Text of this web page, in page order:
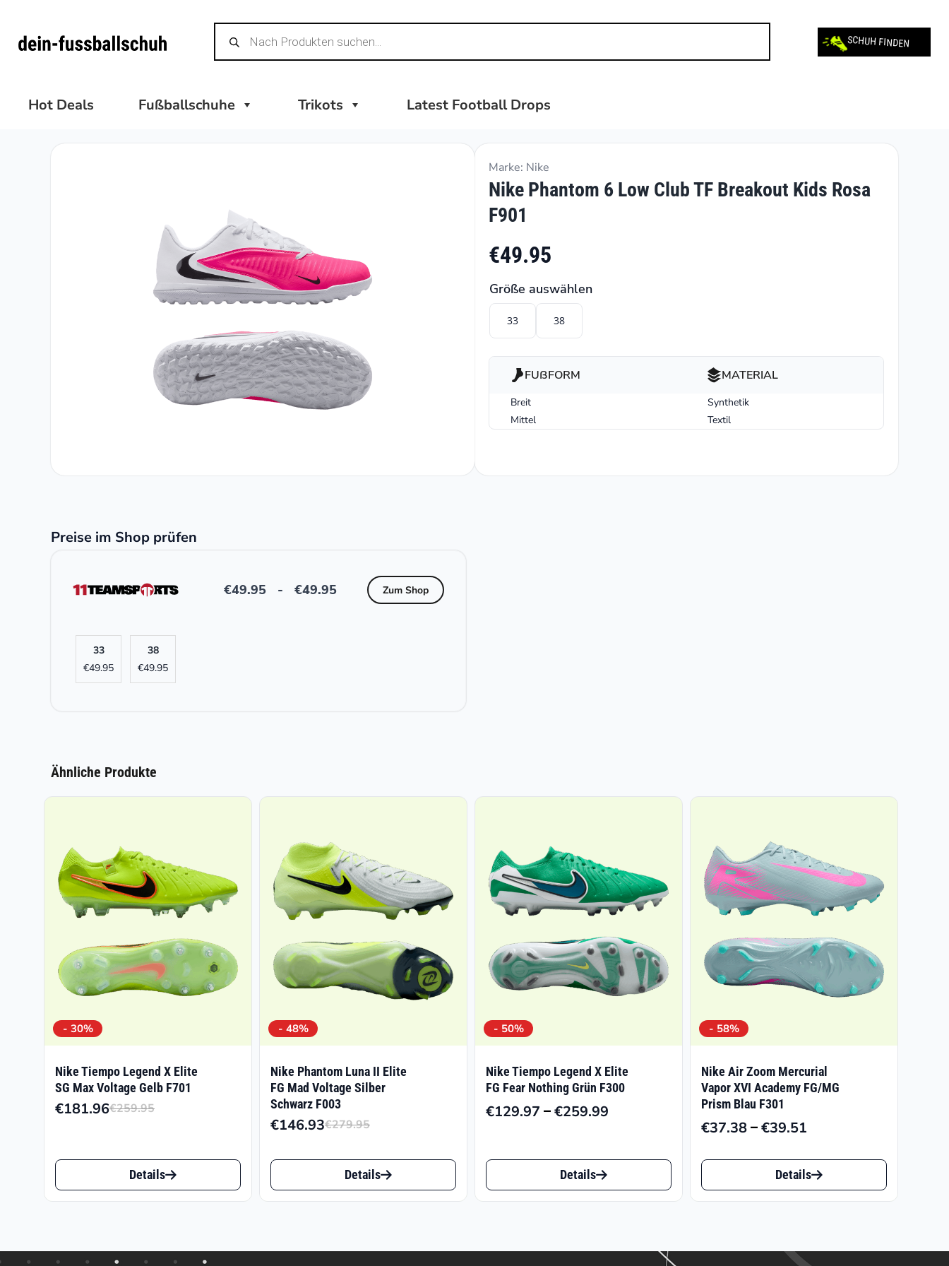
Inhalt
Products
search SCHUH FINDEN
Hot Deals Fußballschuhe Trikots Latest Football Drops
Marke: Nike
Nike Phantom 6 Low Club TF Breakout Kids Rosa
F901
€49.95
Größe auswählen
33 38
FUßFORM
Breit
Mittel
MATERIAL
Synthetik
Textil
Preise im Shop prüfen
€49.95 - €49.95 Zum Shop
33
€49.95
38
€49.95
Ähnliche Produkte
- 30%
Nike Tiempo Legend X Elite
SG Max Voltage Gelb F701
€259.95
war:
€259.95
€181.96
ist:
€181.96.
Dieses
Produkt
Varianten
Details
- 48%
Nike Phantom Luna II Elite
FG Mad Voltage Silber
Schwarz F003
€279.95
war:
€279.95
€146.93
ist:
€146.93.
Dieses
Produkt
Details
- 50%
Nike Tiempo Legend X Elite
FG Fear Nothing Grün F300
€129.97 –€259.99Preisspanne:
bis
Dieses
Produkt
Details
- 58%
Nike Air Zoom Mercurial
Vapor XVI Academy FG/MG
Prism Blau F301
€37.38–€39.51Preisspanne:
bis
€39.51
Dieses
Produkt
Details